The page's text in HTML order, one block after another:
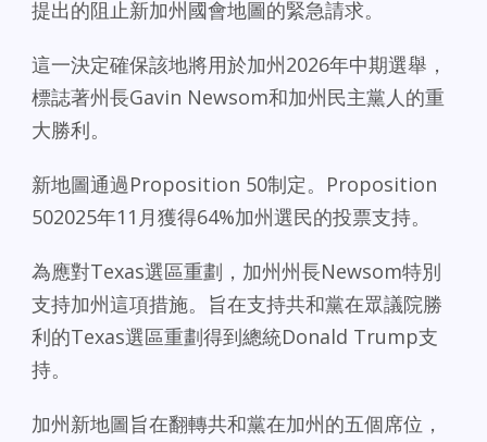
提出的阻止新加州國會地圖的緊急請求。
這一決定確保該地將用於加州2026年中期選舉，
標誌著州長Gavin Newsom和加州民主黨人的重
大勝利。
新地圖通過Proposition 50制定。Proposition
502025年11月獲得64%加州選民的投票支持。
為應對Texas選區重劃，加州州長Newsom特別
支持加州這項措施。旨在支持共和黨在眾議院勝
利的Texas選區重劃得到總統Donald Trump支
持。
加州新地圖旨在翻轉共和黨在加州的五個席位，